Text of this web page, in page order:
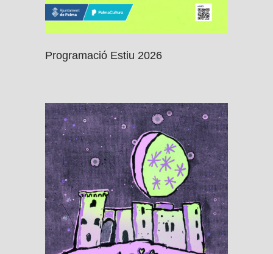
Programació Estiu 2026